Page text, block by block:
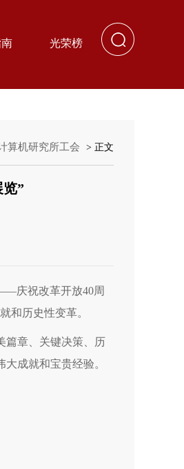
光荣榜
算机研究所工会 > 正文
”
庆祝改革开放40周
和历史性变革。
篇章、关键决策、历
成就和宝贵经验。